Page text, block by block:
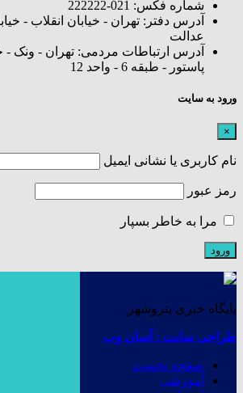
شماره فکس: 021-222222
آدرس دفتر: تهران - خیابان انقلاب -
عدالت
آدرس ارتباطات مردمی: تهران - ونک -
پاستور - طبقه 6 - واحد 12
ورود به سایت
×
نام کاربری یا نشانی ایمیل
رمز عبور
مرا به خاطر بسپار
پایگاه خبری پتروشهر
طراحی سایت : آسان وب
صفحه نخست
آموزشی